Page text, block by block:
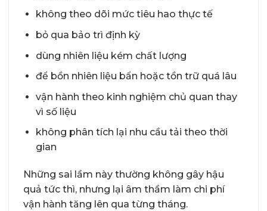
không theo dõi mức tiêu hao thực tế
bỏ qua bảo trì định kỳ
dùng nhiên liệu kém chất lượng
để bồn nhiên liệu bẩn hoặc tồn trữ quá lâu
vận hành theo kinh nghiệm chủ quan thay
vì số liệu
không phân tích lại nhu cầu tải theo thời
gian
Những sai lầm này thường không gây hậu
quả tức thì, nhưng lại âm thầm làm chi phí
vận hành tăng lên qua từng tháng.